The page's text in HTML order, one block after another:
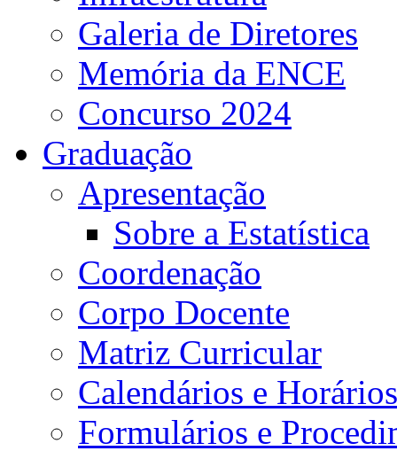
Galeria de Diretores
Memória da ENCE
Concurso 2024
Graduação
Apresentação
Sobre a Estatística
Coordenação
Corpo Docente
Matriz Curricular
Calendários e Horários
Formulários e